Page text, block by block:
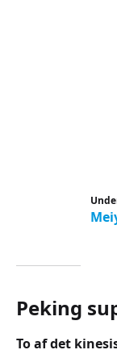
Peking
To af det